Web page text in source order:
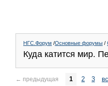
НГС.Форум /Основные форумы /
Куда катится мир.
← предыдущая 1 2 3